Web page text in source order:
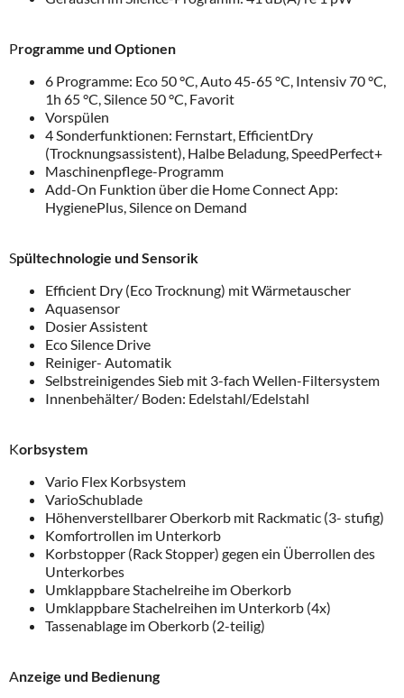
Programme und Optionen
6 Programme: Eco 50 °C, Auto 45-65 °C, Intensiv 70 °C,
1h 65 °C, Silence 50 °C, Favorit
Vorspülen
4 Sonderfunktionen: Fernstart, EfficientDry
(Trocknungsassistent), Halbe Beladung, SpeedPerfect+
Maschinenpflege-Programm
Add-On Funktion über die Home Connect App:
HygienePlus, Silence on Demand
Spültechnologie und Sensorik
Efficient Dry (Eco Trocknung) mit Wärmetauscher
Aquasensor
Dosier Assistent
Eco Silence Drive
Reiniger- Automatik
Selbstreinigendes Sieb mit 3-fach Wellen-Filtersystem
Innenbehälter/ Boden: Edelstahl/Edelstahl
Korbsystem
Vario Flex Korbsystem
VarioSchublade
Höhenverstellbarer Oberkorb mit Rackmatic (3- stufig)
Komfortrollen im Unterkorb
Korbstopper (Rack Stopper) gegen ein Überrollen des
Unterkorbes
Umklappbare Stachelreihe im Oberkorb
Umklappbare Stachelreihen im Unterkorb (4x)
Tassenablage im Oberkorb (2-teilig)
Anzeige und Bedienung